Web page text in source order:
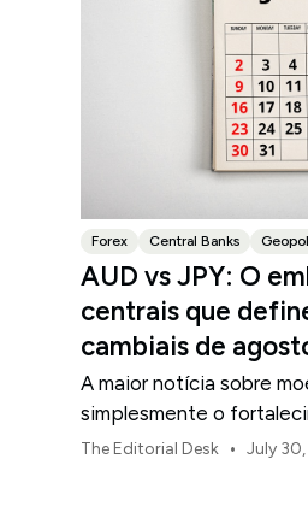
Forex Central Banks
AUD vs JPY: O
centrais que
cambiais de
A maior notícia sobre
simplesmente o
ou o enfraquecimento
The Editorial Desk • July